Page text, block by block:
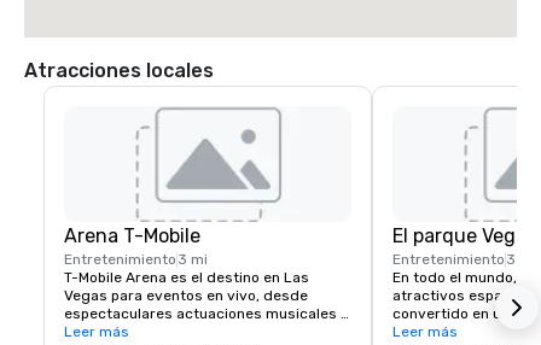
Atracciones locales
Arena T-Mobile
Entretenimiento 3 mi
T-Mobile Arena es el destino en Las
Vegas para eventos en vivo, desde
espectaculares actuaciones musicales
hasta emocionantes eventos deportivos,
Leer más
El parque Vegas
Entretenimiento 3 mi
En todo el mundo,
atractivos espacios
convertido en una
ciudades y Las
Leer más